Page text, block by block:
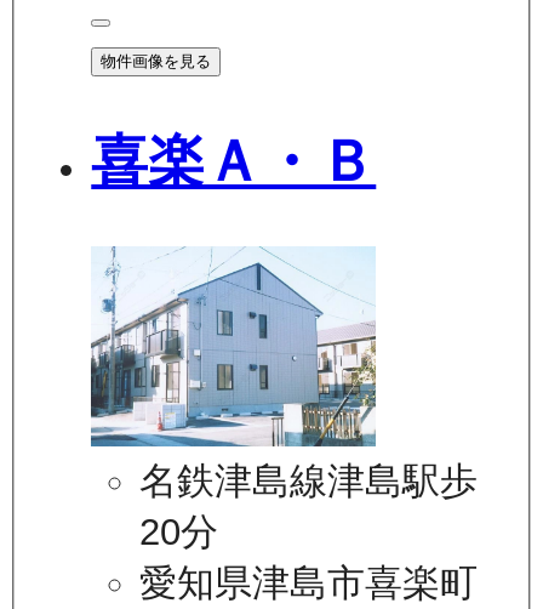
物件画像を見る
喜楽Ａ・Ｂ
名鉄津島線津島駅歩
20分
愛知県津島市喜楽町